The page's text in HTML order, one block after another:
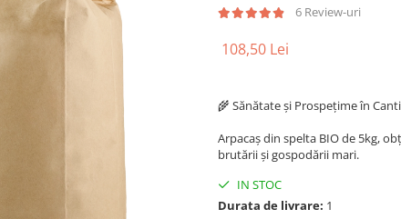
6 Review-uri
108,50 Lei
🌾 Sănătate și Prospețime în
Arpacaș din spelta BIO de 5kg,
brutării și gospodării mari.
IN STOC
Durata de livrare: 1